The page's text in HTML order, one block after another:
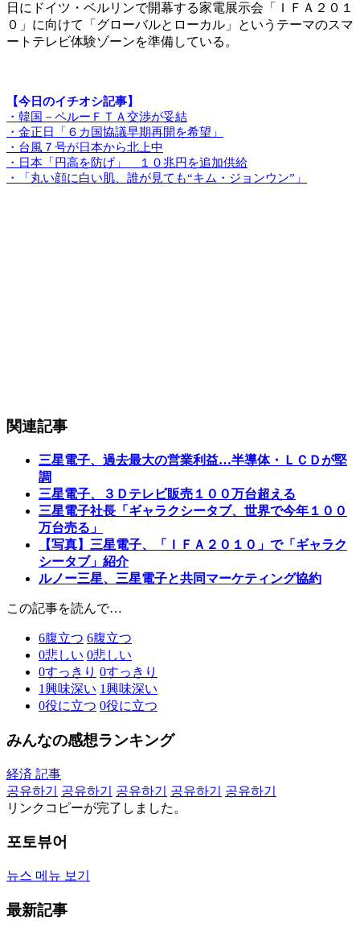
日にドイツ・ベルリンで開幕する家電展示会「ＩＦＡ２０１
０」に向けて「グローバルとローカル」というテーマのスマ
ートテレビ体験ゾーンを準備している。
【今日のイチオシ記事】
・韓国－ペルーＦＴＡ交渉が妥結
・金正日「６カ国協議早期再開を希望」
・台風７号が日本から北上中
・日本「円高を防げ」 １０兆円を追加供給
・「丸い顔に白い肌、誰が見ても“キム・ジョンウン”」
関連記事
三星電子、過去最大の営業利益…半導体・ＬＣＤが堅
調
三星電子、３Ｄテレビ販売１００万台超える
三星電子社長「ギャラクシータブ、世界で今年１００
万台売る」
【写真】三星電子、「ＩＦＡ２０１０」で「ギャラク
シータブ」紹介
ルノー三星、三星電子と共同マーケティング協約
この記事を読んで…
6腹立つ 6腹立つ
0悲しい 0悲しい
0すっきり 0すっきり
1興味深い 1興味深い
0役に立つ 0役に立つ
みんなの感想ランキング
経済 記事
공유하기
공유하기 공유하기 공유하기
공유하기
リンクコピーが完了しました。
포토뷰어
뉴스 메뉴 보기
最新記事